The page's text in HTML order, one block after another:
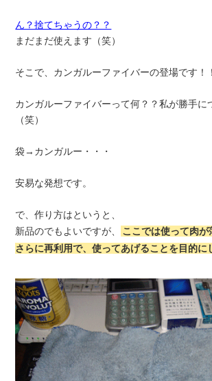
ん？捨てちゃうの？？
まだまだ使えます（笑）
そこで、カンガルーファイバーの登場です！！
カンガルーファイバーって何？？私が勝手に
（笑）
袋→カンガルー・・・
安易な発想です。
で、作り方はというと、
新品のでもよいですが、
ここでは使って肉
さらに再利用で、使ってあげることを目的に